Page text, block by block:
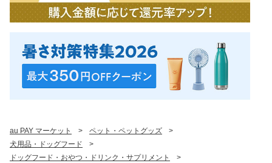
au PAY マーケット > ペット・ペットグッズ
>
犬用品・ドッグフード
>
ドッグフード・おやつ・ドリンク・サプリメント
>